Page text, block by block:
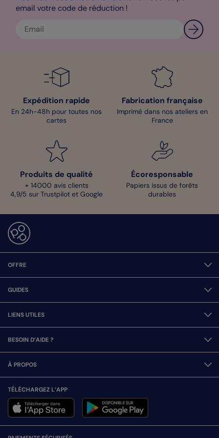
email votre code de réduction !
Expédition rapide
En 24h-48h pour toutes nos
cartes
Fabrication française
Imprimé dans nos ateliers en
France
Produits de qualité
+ 14000 avis clients
4,9/5 sur Trustpilot et Google
Écoresponsable
Papiers issus de forêts
durables
OFFRE
GUIDES
LIENS UTILES
BESOIN D’AIDE ?
À PROPOS
TÉLÉCHARGEZ L’APP